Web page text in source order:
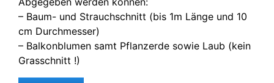
– Baum- und Strauchschnitt (bis 1m Länge und 10
cm Durchmesser)
– Balkonblumen samt Pflanzerde sowie Laub (kein
Grasschnitt !)